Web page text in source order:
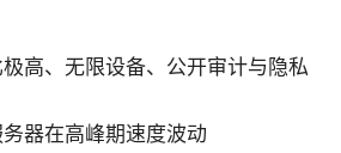
高、无限设备、公开审计与隐私
器在高峰期速度波动